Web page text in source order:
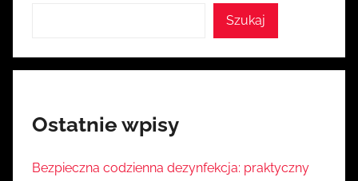
Szukaj
Ostatnie wpisy
Bezpieczna codzienna dezynfekcja: praktyczny